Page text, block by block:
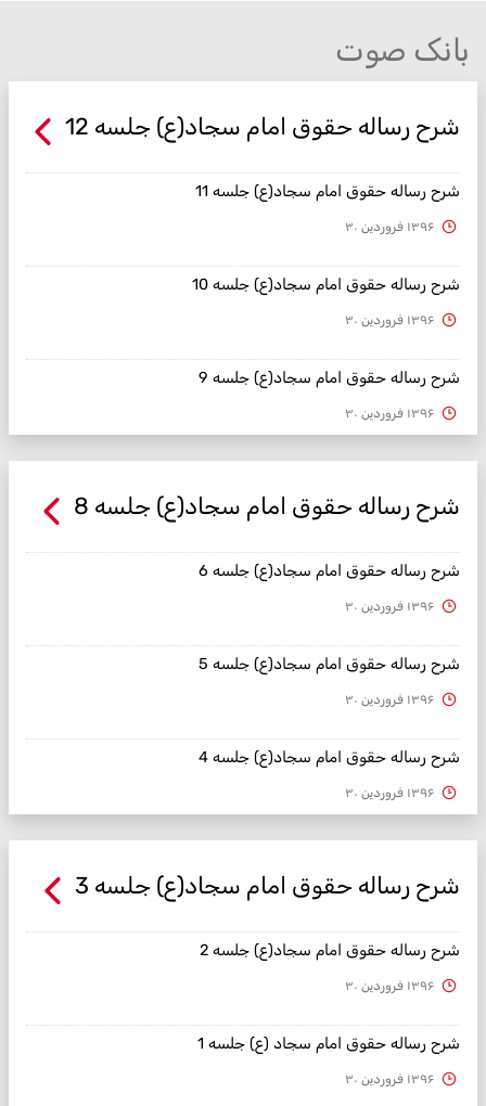
بانک صوت
شرح رساله حقوق امام سجاد(ع) جلسه 12
شرح رساله حقوق امام سجاد(ع) جلسه 11
۱۳۹۶ فروردین ۳۰
شرح رساله حقوق امام سجاد(ع) جلسه 10
۱۳۹۶ فروردین ۳۰
شرح رساله حقوق امام سجاد(ع) جلسه 9
۱۳۹۶ فروردین ۳۰
شرح رساله حقوق امام سجاد(ع) جلسه 8
شرح رساله حقوق امام سجاد(ع) جلسه 6
۱۳۹۶ فروردین ۳۰
شرح رساله حقوق امام سجاد(ع) جلسه 5
۱۳۹۶ فروردین ۳۰
شرح رساله حقوق امام سجاد(ع) جلسه 4
۱۳۹۶ فروردین ۳۰
شرح رساله حقوق امام سجاد(ع) جلسه 3
شرح رساله حقوق امام سجاد(ع) جلسه 2
۱۳۹۶ فروردین ۳۰
شرح رساله حقوق امام سجاد (ع) جلسه 1
۱۳۹۶ فروردین ۳۰